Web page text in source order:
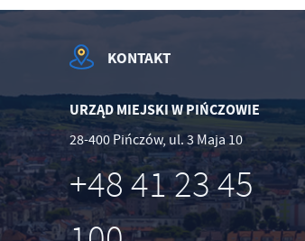
KONTAKT
URZĄD MIEJSKI W PIŃCZOWIE
28-400 Pińczów, ul. 3 Maja 10
+48 41 23 45